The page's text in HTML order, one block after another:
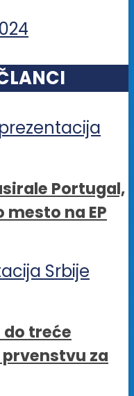
Portugal,
na EP
treće
za